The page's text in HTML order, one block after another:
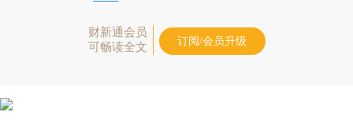
财新通会员
可畅读全文
订阅/会员升级